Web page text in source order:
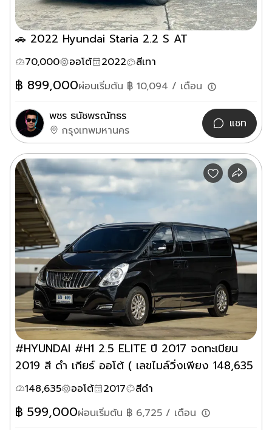
🚗 2022 Hyundai Staria 2.2 S AT
70,000 ออโต้ 2022 สีเทา
฿ 899,000ผ่อนเริ่มต้น ฿ 10,094 / เดือน
พชร ธนัชพรณัทธร
กรุงเทพมหานคร
แชท
#HYUNDAI #H1 2.5 ELITE ปี 2017 จดทะเบียน
2019 สี ดำ เกียร์ ออโต้ ( เลขไมล์วิ่งเพียง 148,635
km ) จัดโปรสุดพิเศษ ราคา 599,000 บาท เท่านั้น
148,635 ออโต้ 2017 สีดำ
฿ 599,000ผ่อนเริ่มต้น ฿ 6,725 / เดือน